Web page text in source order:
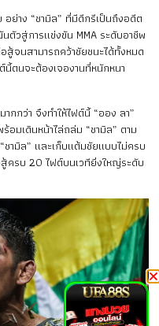
ย่าง “ชามิล” ที่มีดีกรีเป็นถึงอดีต
วสู่การแข่งขัน MMA ระดับอาชีพ
สู้จนสามารถคว้าชัยชนะได้ทั้งหมด
ตนจะต้องเจองานที่หนักหนา
กกว่า จึงทำให้ไฟต์นี้ “ออง ลา”
อมเดินหน้าไล่ถล่ม “ชามิล” ตาม
ามิล” และเก็บแต้มชัยแบบไม่ครบ
ครบ 20 ไฟต์บนเวทียิ่งใหญ่ระดับ